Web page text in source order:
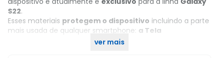
S22.
Esses materiais protegem o dispositivo incluindo a parte
mais usada de qualquer smartphone: a Tela
ver mais